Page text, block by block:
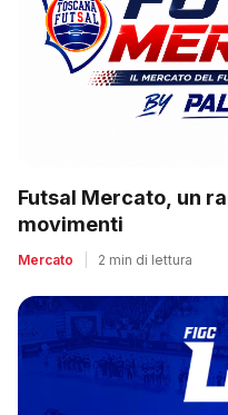
Futsal Mercato, un
movimenti
Mercato 2 min di lettura